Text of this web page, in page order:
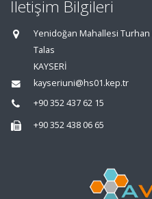
İletişim Bilgileri
Yenidoğan Mahallesi Turhan
Talas
KAYSERİ
kayseriuni@hs01.kep.tr
+90 352 437 62 15
+90 352 438 06 65